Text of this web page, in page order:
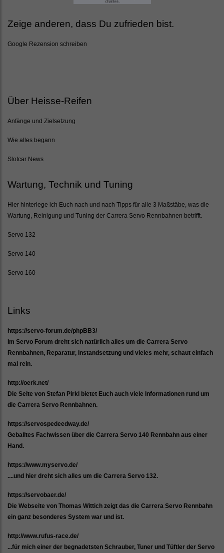
Zeige anderen, dass Du zufrieden bist.
Google Rezension schreiben
Über Heisse-Reifen
Anfänge und Zielsetzung
Wie alles begann
Slotcar News
Wartung, Technik und Tuning
Hier hinterlege ich Euch nach und nach Tipps für alle 3 Maßstäbe, was die
Wartung, Reinigung und Tuning der Carrera Servo Rennbahnen betrifft.
Servo 132
Servo 140
Servo 160
Links
https://servo-forum.de/phpBB3/
Im Servo Forum dreht sich natürlich alles um die Carrera Servo
Rennbahnen, Reparatur, Instandsetzung und vieles mehr, schaut einfach
mal rein.
http://oerk.net/
Die Seite von Stefan Pirkl bietet Euch auch viele Informationen rund um
die Carrera Servo Rennbahnen.
https://servospedeedway.de/
Geballtes Fachwissen über die Carrera Servo 140 Rennbahn aus einer
Hand.
https://www.myservo.de/
....und hier dreht sich alles um die Carrera Servo 132.
https://servobaer.de/
Die Webseite von Thomas Wittich zeigt das die Carrera Servo Rennbahn
ein ganz besonderes System war und ist.
http://www.rufus-race.de/
...für mich einer der begnadetsten Schrauber, Tuner und Tüftler der Servo